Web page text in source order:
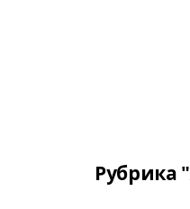
Рубрика